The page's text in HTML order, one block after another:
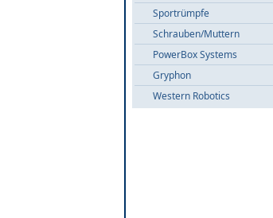
Sportrümpfe
Schrauben/Muttern
PowerBox Systems
Gryphon
Western Robotics